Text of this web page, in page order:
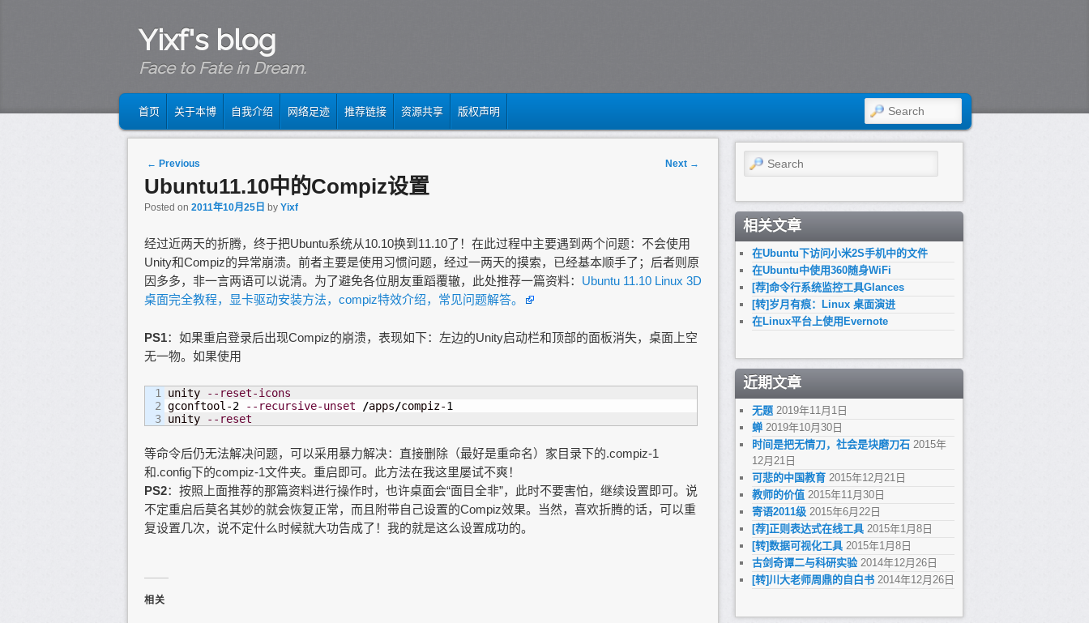
Yixf's blog
Face to Fate in Dream.
MAIN MENU
SKIP TO PRIMARY CONTENT
SKIP TO SECONDARY CONTENT
首页 关于本博 自我介绍 网络足迹 推荐链接 资源共享 版权声明 SEARCH
Post navigation
← Previous Next →
Ubuntu11.10中的Compiz设置
Posted on 2011年10月25日 by Yixf
经过近两天的折腾，终于把Ubuntu系统从10.10换到11.10了！在此过程中主要遇到两个问题：不会使用
Unity和Compiz的异常崩溃。前者主要是使用习惯问题，经过一两天的摸索，已经基本顺手了；后者则原
因多多，非一言两语可以说清。为了避免各位朋友重蹈覆辙，此处推荐一篇资料： Ubuntu 11.10 Linux 3D
桌面完全教程，显卡驱动安装方法，compiz特效介绍，常见问题解答。
PS1：如果重启登录后出现Compiz的崩溃，表现如下：左边的Unity启动栏和顶部的面板消失，桌面上空
无一物。如果使用
1
2
unity
--reset-icons
gconftool-2 --recursive-unset /apps/compiz-1
unity
--reset
等命令后仍无法解决问题，可以采用暴力解决：直接删除（最好是重命名）家目录下的.compiz-1
和.config下的compiz-1文件夹。重启即可。此方法在我这里屡试不爽！
PS2：按照上面推荐的那篇资料进行操作时，也许桌面会“面目全非”，此时不要害怕，继续设置即可。说
不定重启后莫名其妙的就会恢复正常，而且附带自己设置的Compiz效果。当然，喜欢折腾的话，可以重
复设置几次，说不定什么时候就大功告成了！我的就是这么设置成功的。
相关
Search
相关文章
在Ubuntu下访问小米2S手机中的文件
在Ubuntu中使用360随身WiFi
[荐]命令行系统监控工具Glances
[转]岁月有痕：Linux 桌面演进
在Linux平台上使用Evernote
近期文章
无题 2019年11月1日
蝉 2019年10月30日
时间是把无情刀，社会是块磨刀石 2015年
12月21日
可悲的中国教育 2015年12月21日
教师的价值 2015年11月30日
寄语2011级 2015年6月22日
[荐]正则表达式在线工具 2015年1月8日
[转]数据可视化工具 2015年1月8日
古剑奇谭二与科研实验 2014年12月26日
[转]川大老师周鼎的自白书 2014年12月26日